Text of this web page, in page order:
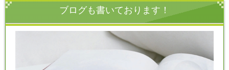
ブログも書いております！